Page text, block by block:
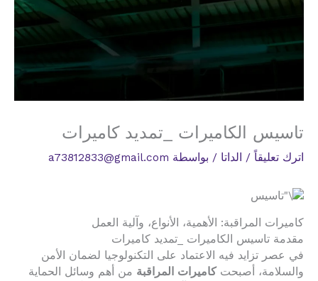
تاسيس الكاميرات _تمديد كاميرات
اترك تعليقاً / الداتا / بواسطة a73812833@gmail.com
كاميرات المراقبة: الأهمية، الأنواع، وآلية العمل
مقدمة تاسيس الكاميرات _تمديد كاميرات
في عصر تزايد فيه الاعتماد على التكنولوجيا لضمان الأمن
والسلامة، أصبحتكاميرات المراقبة من أهم وسائل الحماية